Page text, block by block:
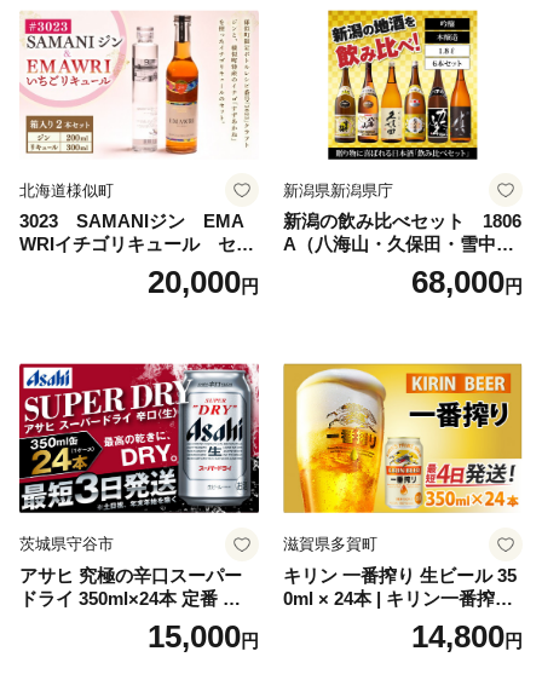
uper dry 11回 缶ビール 缶 ギ
フト 内祝い 茨城県守谷市 送
料無料
北海道様似町
3023 SAMANIジン EMA
WRIイチゴリキュール セッ
ト（箱入り）【大人の味 酒
お酒 洋酒 スピリッツ クラフ
セット 詰め合わせ カクテル
ソーダ割り アルコール ロッ
ク ソーダ ジントニック 】
20,000円
新潟県新潟県庁
新潟の飲み比べセット 1806
A（八海山・久保田・雪中
梅・越乃寒梅・かたふね・千
68,000円
茨城県守谷市
アサヒ 究極の辛口スーパー
ドライ 350ml×24本 定番 ビー
ル 缶ビール 酒 お酒 アルコー
15,000円
滋賀県多賀町
キリン 一番搾り 生ビール 35
0ml × 24本 | キリン一番搾り
キリンビール 一番搾り ビー
ル 24缶 きりんいちばんしぼ
14,800円